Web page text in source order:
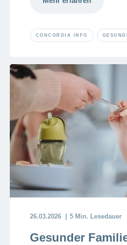
CONCORDIA INFO
26.03.2026 5 Min. Lesedauer
Gesunder